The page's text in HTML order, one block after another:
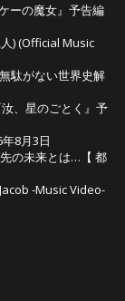
ーの魔女』予告編
) (Official Music
駄がない世界史解
、星のごとく』予
8月3日
の未来とは…【 都
Jacob -Music Video-